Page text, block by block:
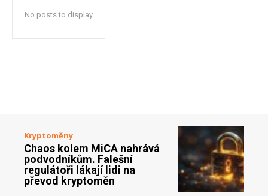
No posts to display
Kryptoměny
Chaos kolem MiCA nahrává
podvodníkům. Falešní
regulátoři lákají lidi na
převod kryptoměn